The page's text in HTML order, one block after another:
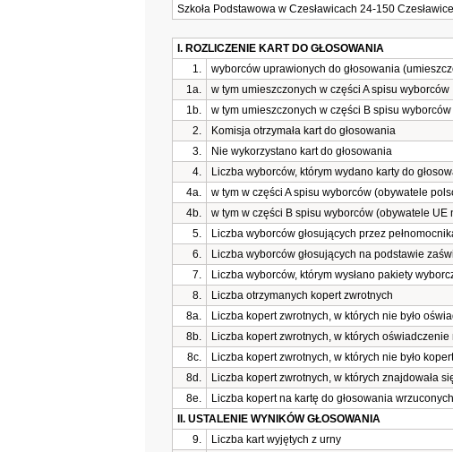
Szkoła Podstawowa w Czesławicach 24-150
I. ROZLICZENIE KART DO GŁOSOWANIA
1.
wyborców uprawionych do głosowania
1a.
w tym umieszczonych w części A spisu wyborców
1b.
w tym umieszczonych w części B spisu wyborców
2.
Komisja otrzymała kart do głosowania
3.
Nie wykorzystano kart do głosowania
4.
Liczba wyborców, którym wydano karty do
4a.
w tym w części A spisu wyborców (obywatele
4b.
w tym w części B spisu wyborców (obywatele
5.
Liczba wyborców głosujących przez
6.
Liczba wyborców głosujących na podstawie
7.
Liczba wyborców, którym wysłano pakiety
8.
Liczba otrzymanych kopert zwrotnych
8a.
Liczba kopert zwrotnych, w których nie było
8b.
Liczba kopert zwrotnych, w których
8c.
Liczba kopert zwrotnych, w których nie było
8d.
Liczba kopert zwrotnych, w których znajdowała
8e.
Liczba kopert na kartę do głosowania
II. USTALENIE WYNIKÓW GŁOSOWANIA
9.
Liczba kart wyjętych z urny